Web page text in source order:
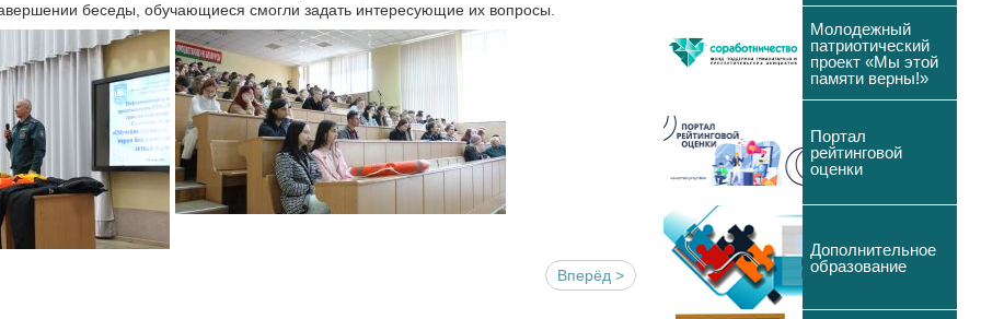
беседы, обучающиеся смогли задать интересующие их вопросы.
Вперёд >
Молодежный
патриотический
проект «Мы этой
памяти верны!»
Портал
рейтинговой
оценки
Дополнительное
образование